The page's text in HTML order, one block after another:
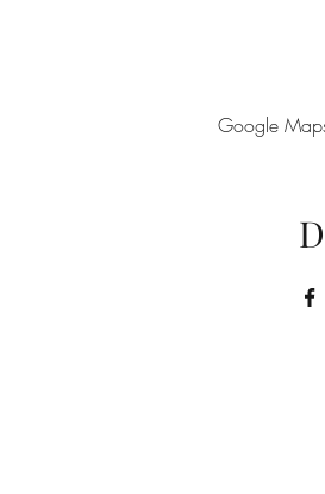
Google